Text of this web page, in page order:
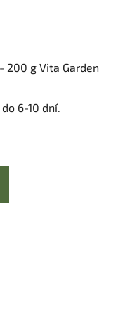
200 g Vita Garden
6-10 dní.